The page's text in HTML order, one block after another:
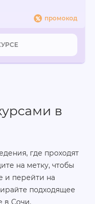
промокод
в
где проходят
на метку, чтобы
и перейти на
подходящее
в Сочи.